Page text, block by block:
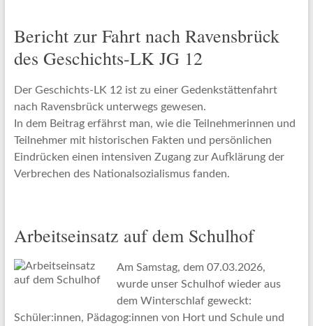
Bericht zur Fahrt nach Ravensbrück
des Geschichts-LK JG 12
Der Geschichts-LK 12 ist zu einer Gedenkstättenfahrt
nach Ravensbrück unterwegs gewesen.
In dem Beitrag erfährst man, wie die Teilnehmerinnen und
Teilnehmer mit historischen Fakten und persönlichen
Eindrücken einen intensiven Zugang zur Aufklärung der
Verbrechen des Nationalsozialismus fanden.
Arbeitseinsatz auf dem Schulhof
Am Samstag, dem 07.03.2026,
wurde unser Schulhof wieder aus
dem Winterschlaf geweckt:
Schüler:innen, Pädagog:innen von Hort und Schule und